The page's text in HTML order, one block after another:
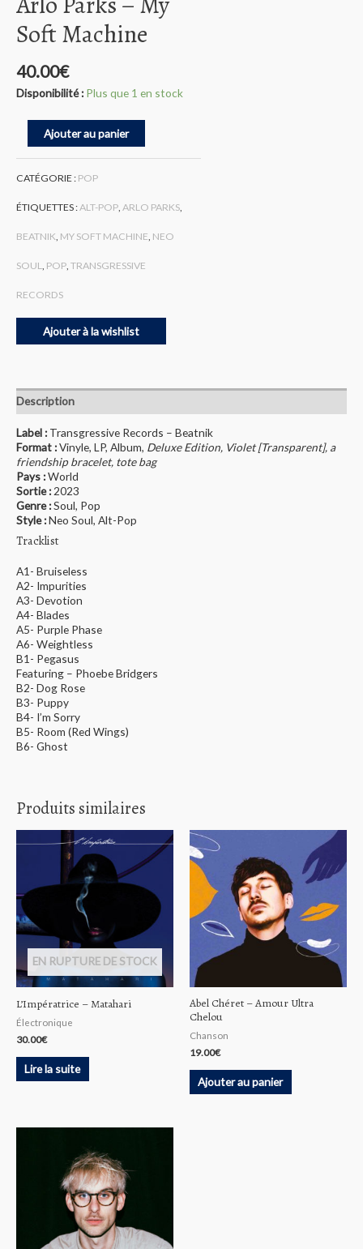
Soft Machine
40.00€
Disponibilité : Plus que 1 en stock
quantité
Arlo
Parks
–
My
Soft
Ajouter au panier
CATÉGORIE : POP
ÉTIQUETTES : ALT-POP ARLO PARKS
BEATNIK MY SOFT MACHINE NEO
SOUL POP TRANSGRESSIVE
RECORDS
Ajouter à la wishlist
Description
Label : Transgressive Records – Beatnik
Format :Vinyle, LP, Album, Deluxe Edition, Violet [Transparent], a
friendship bracelet, tote bag
Pays :World
Sortie : 2023
Genre :Soul, Pop
Style :Neo Soul, Alt-Pop
Tracklist
A1- Bruiseless
A2- Impurities
A3- Devotion
A4- Blades
A5- Purple Phase
A6- Weightless
B1- Pegasus
Featuring – Phoebe Bridgers
B2- Dog Rose
B3- Puppy
B4- I’m Sorry
B5- Room (Red Wings)
B6- Ghost
Produits similaires
EN RUPTURE DE STOCK
L’Impératrice – Matahari
Électronique
30.00€
Lire la suite
Abel Chéret – Amour Ultra
Chelou
Chanson
19.00€
Ajouter au panier